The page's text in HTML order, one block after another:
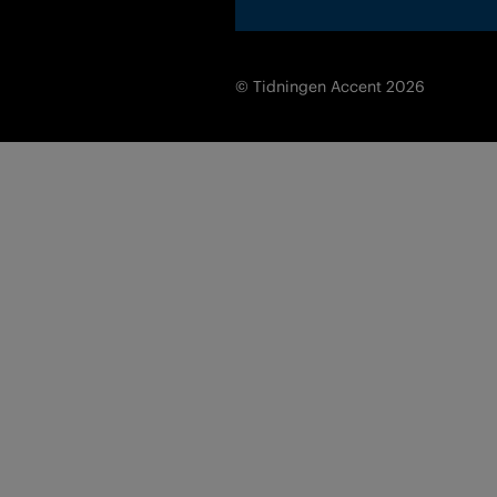
© Tidningen Accent 2026